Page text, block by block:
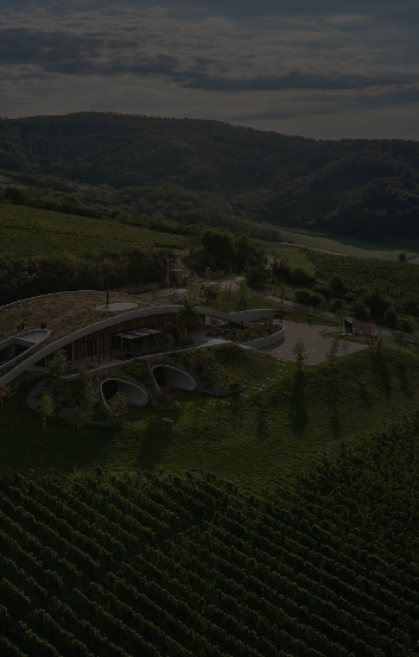
otevřeny prosklenou fasádou směrem ke slunci, a
pasivní energie. Proti přehřívání v nejteplejších
navržena tepelněizolační trojskla v kombinaci s
dubovými lamelami, dostatečným přesahem
pergoly před fasádou plachtami. K vytápění je
vzduch/voda. Dešťové vody jsou zachytávány v
využívány k závlaze vinohradu.
Koncepce vinařství Gurdau by měla výrazně
a turisticko-vinařské kultuře v Česku a podpořit
kultivovaného setkávaní a sepětí